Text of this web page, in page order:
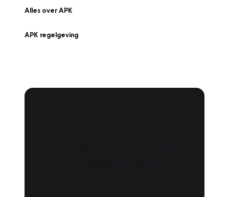
Alles over APK
APK regelgeving